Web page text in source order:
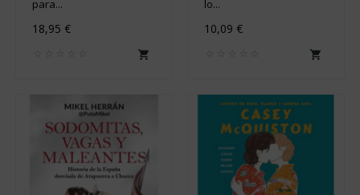
para...
18,95 €

lo...
10,09 €
